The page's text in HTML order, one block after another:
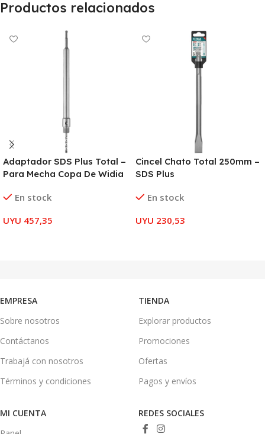
Productos relacionados
Adaptador SDS Plus Total –
Para Mecha Copa De Widia
En stock
UYU 457,35
Cincel Chato Total 250mm –
SDS Plus
En stock
UYU 230,53
EMPRESA
Sobre nosotros
Contáctanos
Trabajá con nosotros
Términos y condiciones
TIENDA
Explorar productos
Promociones
Ofertas
Pagos y envíos
MI CUENTA
REDES SOCIALES